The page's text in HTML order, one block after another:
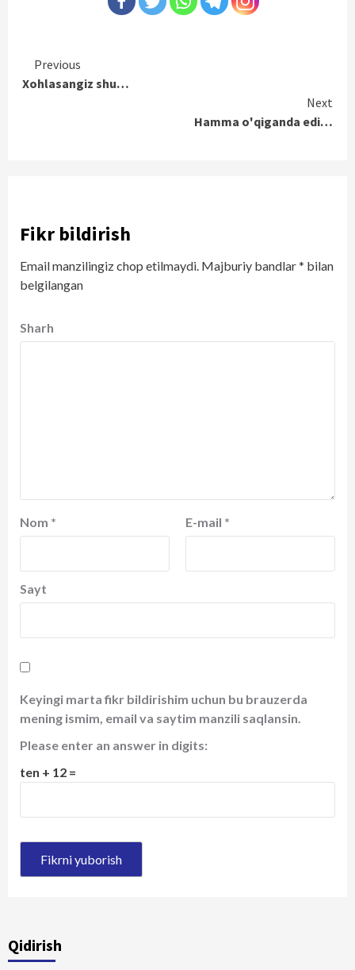
Continue
Reading
Previous
Xohlasangiz shu…
Next
Hamma o'qiganda edi…
Fikr bildirish
Email manzilingiz chop etilmaydi. Majburiy bandlar* bilan
belgilangan
Sharh
Nom * E-mail *
Sayt
Keyingi marta fikr bildirishim uchun bu brauzerda
mening ismim, email va saytim manzili saqlansin.
Please enter an answer in digits:
ten + 12 =
Qidirish